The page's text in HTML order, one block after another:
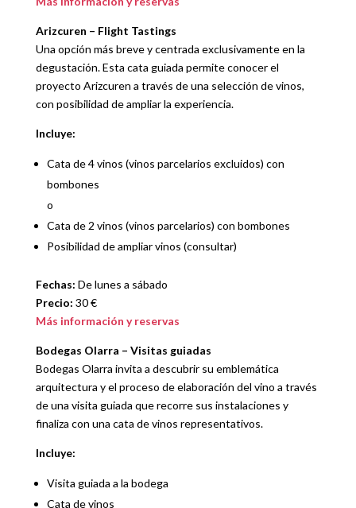
Arizcuren – Flight Tastings
Una opción más breve y centrada exclusivamente en la
degustación. Esta cata guiada permite conocer el
proyecto Arizcuren a través de una selección de vinos,
con posibilidad de ampliar la experiencia.
Incluye:
Cata de 4 vinos (vinos parcelarios excluidos) con
bombones
o
Cata de 2 vinos (vinos parcelarios) con bombones
Posibilidad de ampliar vinos (consultar)
Fechas: De lunes a sábado
Precio: 30 €
Más información y reservas
Bodegas Olarra – Visitas guiadas
Bodegas Olarra invita a descubrir su emblemática
arquitectura y el proceso de elaboración del vino a través
de una visita guiada que recorre sus instalaciones y
finaliza con una cata de vinos representativos.
Incluye:
Visita guiada a la bodega
Cata de vinos